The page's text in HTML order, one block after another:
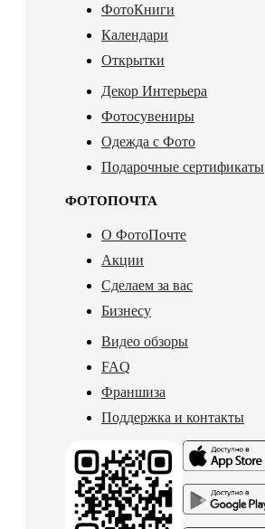
ФотоКниги
Календари
Открытки
Декор Интерьера
Фотосувениры
Одежда с Фото
Подарочные сертификаты
ФОТОПОЧТА
О ФотоПочте
Акции
Сделаем за вас
Бизнесу
Видео обзоры
FAQ
Франшиза
Поддержка и контакты